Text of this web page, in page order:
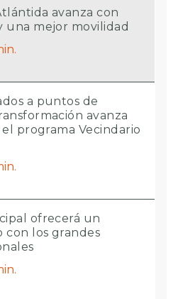
avanza con
una mejor movilidad
a puntos de
avanza
programa Vecindario
ofrecerá un
los grandes